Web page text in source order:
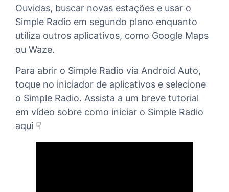
Ouvidas, buscar novas estações e usar o
Simple Radio em segundo plano enquanto
utiliza outros aplicativos, como Google Maps
ou Waze.
Para abrir o Simple Radio via Android Auto,
toque no iniciador de aplicativos e selecione
o Simple Radio. Assista a um breve tutorial
em vídeo sobre como iniciar o Simple Radio
aqui ☟